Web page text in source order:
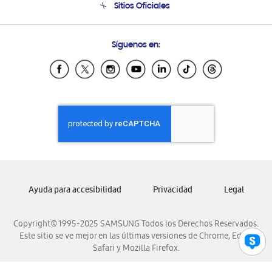
Seguimiento de tu pedido
Soporte vía eMail
Sitios Oficiales
Samsung Ecuador
Samsung El Salvador
Samsung Honduras
Samsung Nicaragua
Samsung Panamá
Samsung Venezuela
Síguenos en:
Copyright© 1995-2025 SAMSUNG Todos los Derechos Reservados.
Este sitio se ve mejor en las últimas versiones de Chrome, Edge,
Safari y Mozilla Firefox.
Ayuda para accesibilidad Privacidad Legal